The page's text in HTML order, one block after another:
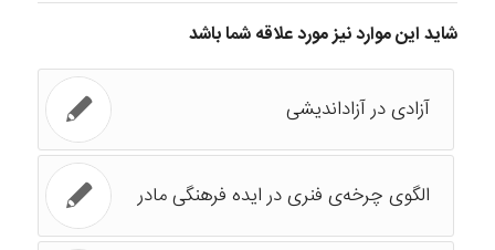
شاید این موارد نیز مورد علاقه شما باشد
آزادی در آزاداندیشی
الگوی چرخه‌ی فنری در ایده فرهنگی مادر